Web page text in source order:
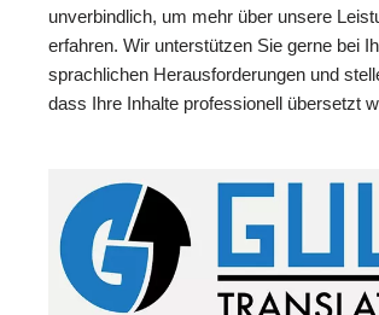
unverbindlich, um mehr über unsere
erfahren. Wir unterstützen Sie gerne bei
sprachlichen Herausforderungen und
dass Ihre Inhalte professionell übersetzt